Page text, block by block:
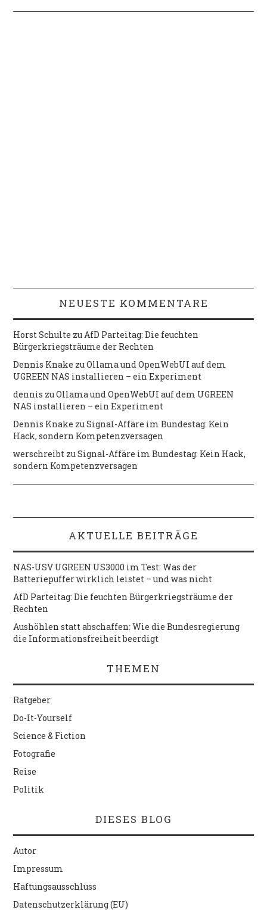
NEUESTE KOMMENTARE
Horst Schulte zuAfD Parteitag: Die feuchten
Bürgerkriegsträume der Rechten
Dennis Knake zuOllama und OpenWebUI auf dem
UGREEN NAS installieren – ein Experiment
dennis zuOllama und OpenWebUI auf dem UGREEN
NAS installieren – ein Experiment
Dennis Knake zuSignal-Affäre im Bundestag: Kein
Hack, sondern Kompetenzversagen
werschreibt zuSignal-Affäre im Bundestag: Kein Hack,
sondern Kompetenzversagen
AKTUELLE BEITRÄGE
NAS-USV UGREEN US3000 im Test: Was der
Batteriepuffer wirklich leistet – und was nicht
AfD Parteitag: Die feuchten Bürgerkriegsträume der
Rechten
Aushöhlen statt abschaffen: Wie die Bundesregierung
die Informationsfreiheit beerdigt
THEMEN
Ratgeber
Do-It-Yourself
Science & Fiction
Fotografie
Reise
Politik
DIESES BLOG
Autor
Impressum
Haftungsausschluss
Datenschutzerklärung (EU)